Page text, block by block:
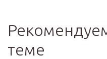
теме